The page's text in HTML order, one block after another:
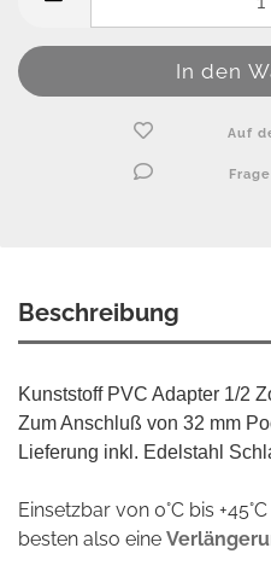
Auf
Beschreibung
Kunststoff PVC Adapter 1/2
Zum Anschluß von 32 mm
Lieferung inkl. Edelstahl
Einsetzbar von 0°C bis
besten also eine